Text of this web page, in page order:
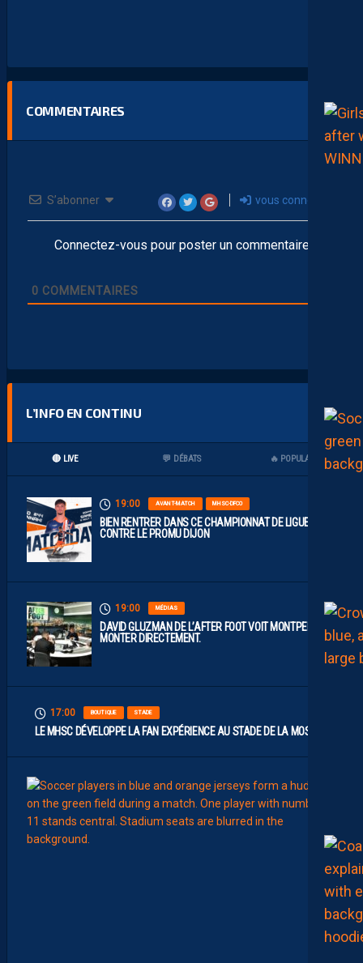
COMMENTAIRES
S’abonner vous connecter
Connectez-vous pour poster un commentaire
0 COMMENTAIRES
L’INFO EN CONTINU
🔴 LIVE 💬 DÉBATS 🔥 POPULAIRES
19:00 AVANT-MATCH MHSC-DFCO
BIEN RENTRER DANS CE CHAMPIONNAT DE LIGUE 2
CONTRE LE PROMU DIJON
19:00 MÉDIAS
DAVID GLUZMAN DE L’AFTER FOOT VOIT MONTPELLIER
MONTER DIRECTEMENT.
17:00 BOUTIQUE STADE
LE MHSC DÉVELOPPE LA FAN EXPÉRIENCE AU STADE DE LA MOSSON
E
S
N
O
U
V
E
A
U
X